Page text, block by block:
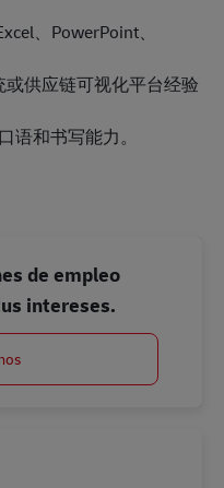
、PowerPoint、
或供应链可视化平台经验
语和书写能力。
de empleo
intereses.